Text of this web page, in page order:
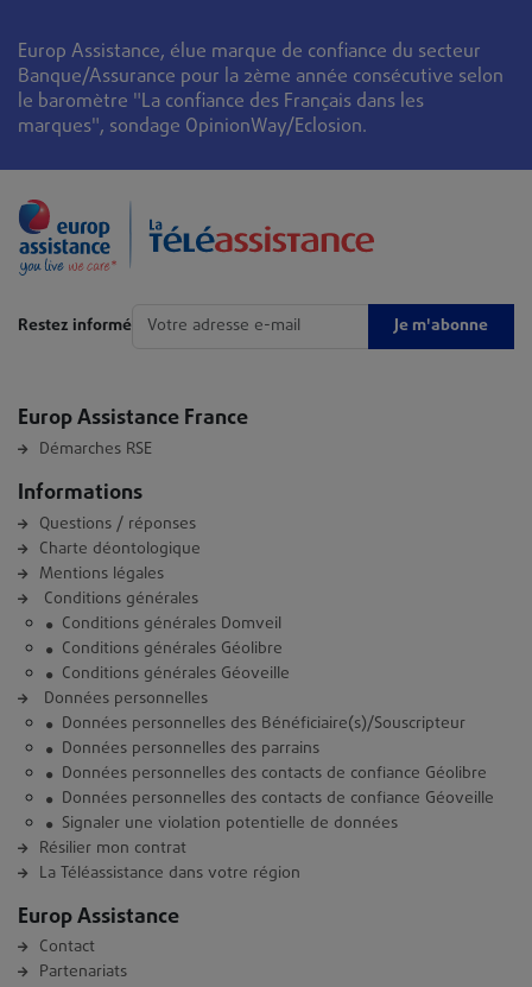
Europ Assistance, élue marque de confiance du secteur
Banque/Assurance pour la 2ème année consécutive selon
le baromètre "La confiance des Français dans les
marques", sondage OpinionWay/Eclosion.
Restez informé Je m'abonne
Europ Assistance France
Démarches RSE
Informations
Questions / réponses
Charte déontologique
Mentions légales
Conditions générales
Conditions générales Domveil
Conditions générales Géolibre
Conditions générales Géoveille
Données personnelles
Données personnelles des Bénéficiaire(s)/Souscripteur
Données personnelles des parrains
Données personnelles des contacts de confiance Géolibre
Données personnelles des contacts de confiance Géoveille
Signaler une violation potentielle de données
Résilier mon contrat
La Téléassistance dans votre région
Europ Assistance
Contact
Partenariats